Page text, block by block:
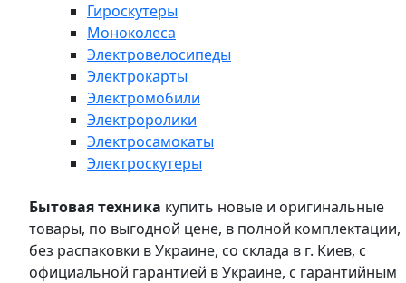
Гироскутеры
Моноколеса
Электровелосипеды
Электрокарты
Электромобили
Электроролики
Электросамокаты
Электроскутеры
Бытовая техника купить новые и оригинальные
товары, по выгодной цене, в полной комплектации,
без распаковки в Украине, со склада в г. Киев, с
официальной гарантией в Украине, с гарантийным